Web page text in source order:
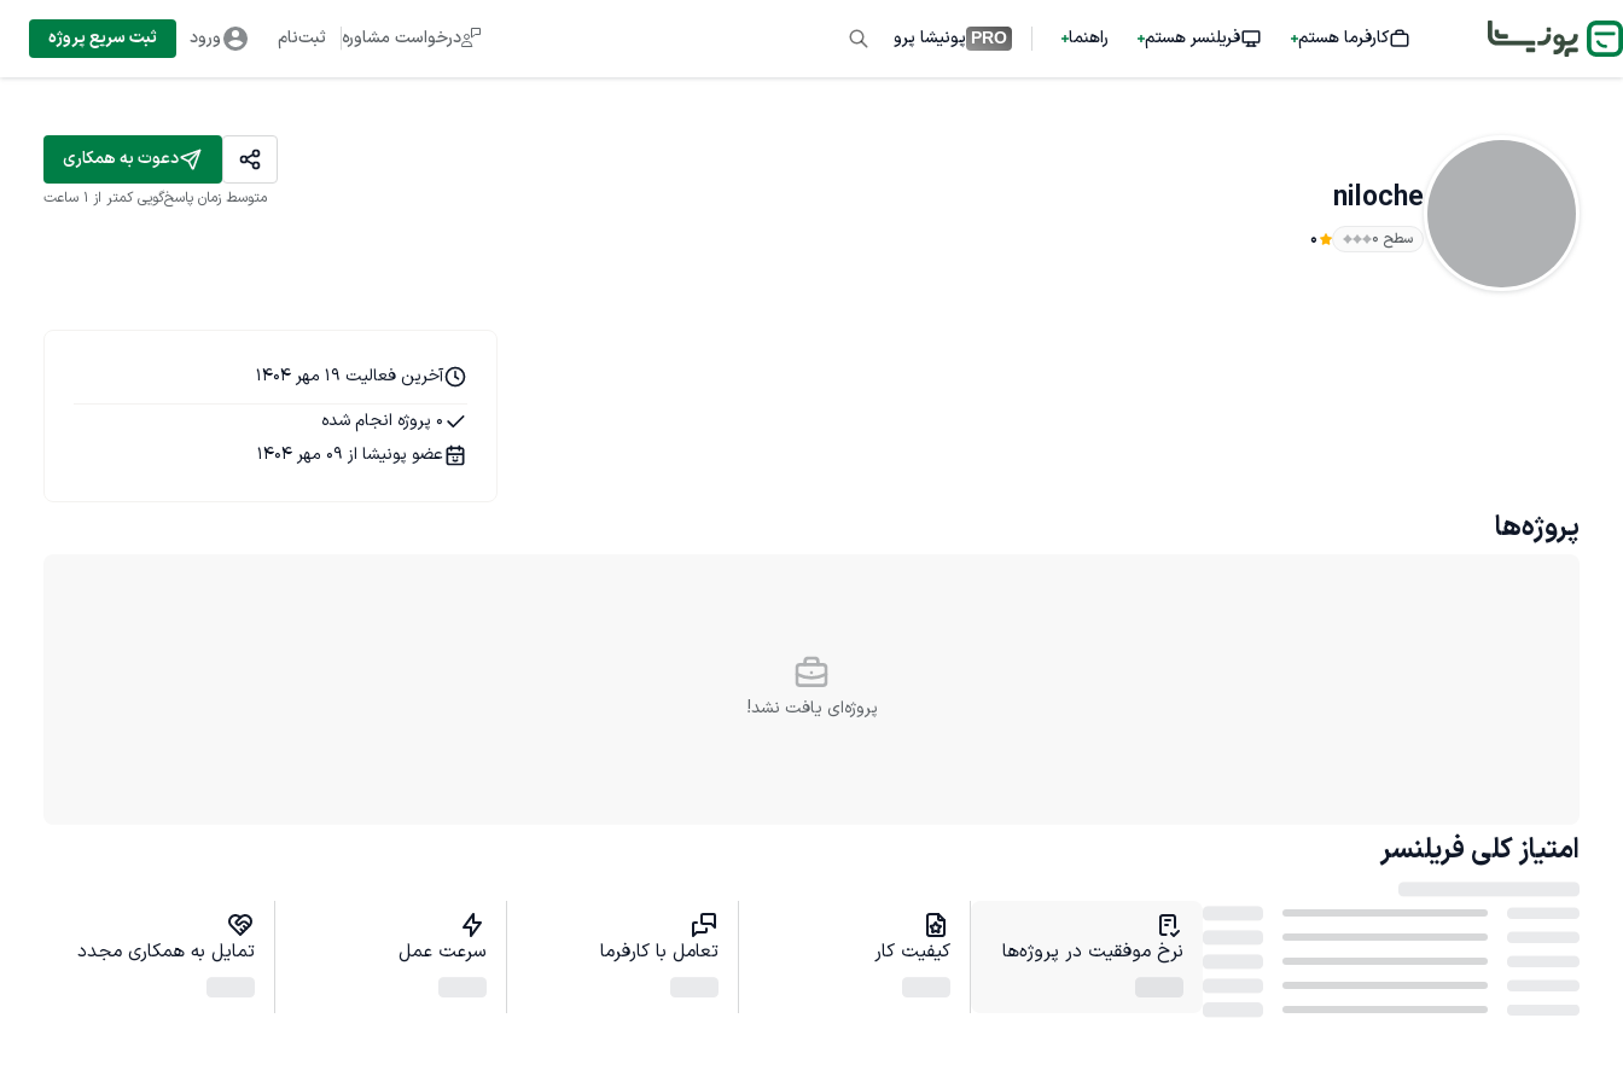
کارفرما هستم فریلنسر هستم راهنما PRO پونیشا پرو درخواست مشاوره ثبت‌نام ورود ثبت سریع پروژه
niloche
سطح ۰ 0
دعوت به همکاری
متوسط زمان پاسخ‌گویی کمتر از 1 ساعت
آخرین فعالیت 19 مهر 1404
0 پروژه انجام شده
عضو پونیشا از 09 مهر 1404
پروژه‌ها
پروژه‌ای یافت نشد!
امتیاز کلی فریلنسر
نرخ موفقیت در پروژه‌ها کیفیت کار تعامل با کارفرما سرعت عمل تمایل به همکاری مجدد